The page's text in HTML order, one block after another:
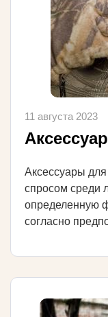
11 августа 2023
Аксессуары
спросом среди
определенную
согласно